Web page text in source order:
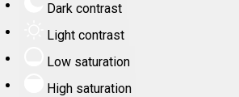
Dark contrast
Light contrast
Low saturation
High saturation